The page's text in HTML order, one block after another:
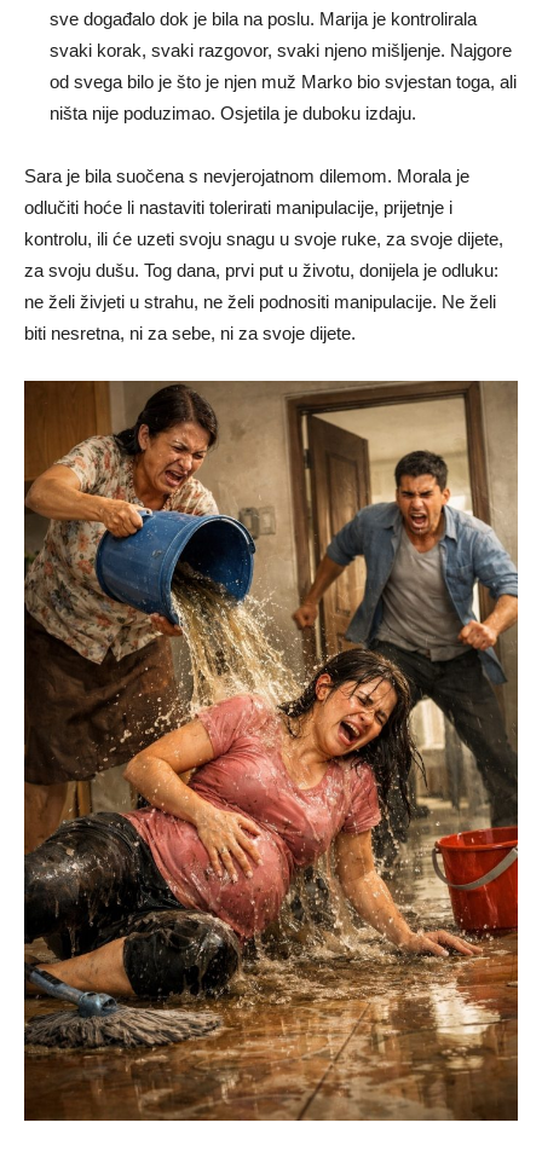
sve događalo dok je bila na poslu. Marija je kontrolirala
svaki korak, svaki razgovor, svaki njeno mišljenje. Najgore
od svega bilo je što je njen muž Marko bio svjestan toga, ali
ništa nije poduzimao. Osjetila je duboku izdaju.
Sara je bila suočena s nevjerojatnom dilemom. Morala je
odlučiti hoće li nastaviti tolerirati manipulacije, prijetnje i
kontrolu, ili će uzeti svoju snagu u svoje ruke, za svoje dijete,
za svoju dušu. Tog dana, prvi put u životu, donijela je odluku:
ne želi živjeti u strahu, ne želi podnositi manipulacije. Ne želi
biti nesretna, ni za sebe, ni za svoje dijete.